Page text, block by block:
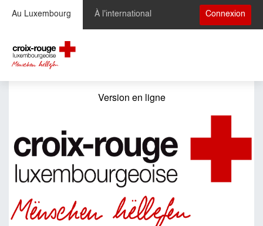
Au Luxembourg À l'international Connexion
Version en ligne